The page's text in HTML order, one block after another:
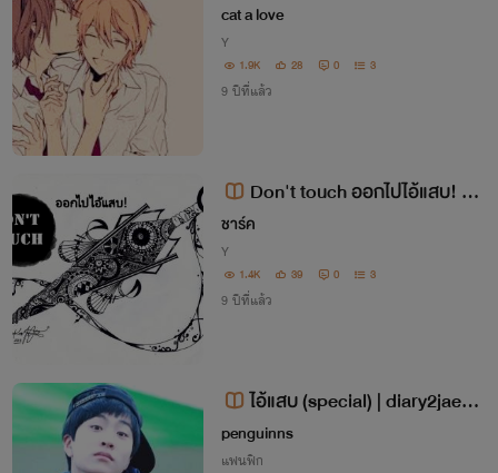
cat a love
Y
1.9K 28 0 3
9 ปีที่แล้ว
Don't touch ออกไปไอ้แสบ! [Y
AOI]
ชาร์ค
Y
1.4K 39 0 3
9 ปีที่แล้ว
ไอ้แสบ (special) | diary2jae
[CUT]
penguinns
แฟนฟิก